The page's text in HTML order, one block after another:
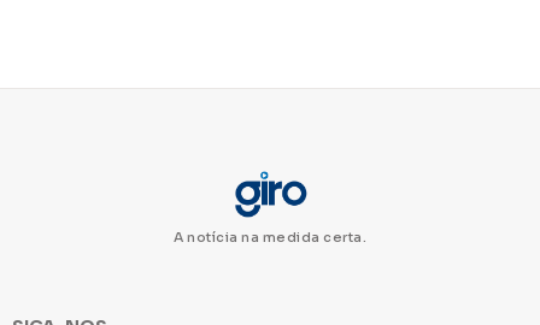
A notícia na medida certa.